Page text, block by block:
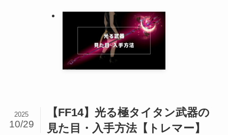
【FF14】光る極タイタン武器の
見た目・入手方法【トレマー】
2025
10/29